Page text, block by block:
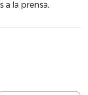
a la prensa.